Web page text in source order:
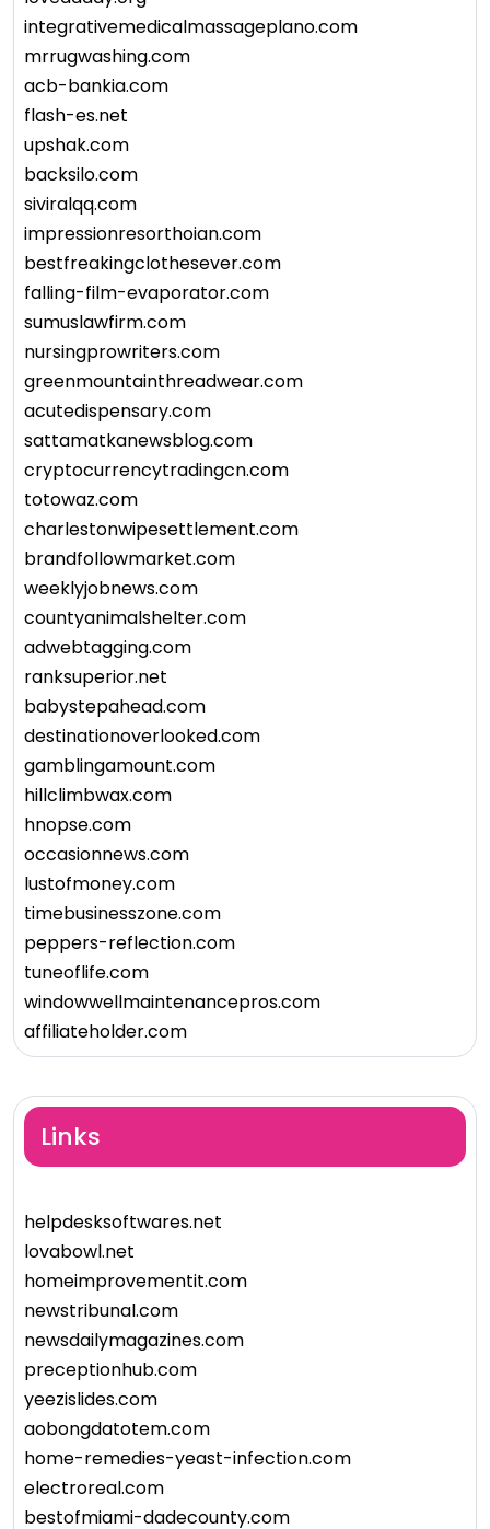
integrativemedicalmassageplano.com
mrrugwashing.com
acb-bankia.com
flash-es.net
upshak.com
backsilo.com
siviralqq.com
impressionresorthoian.com
bestfreakingclothesever.com
falling-film-evaporator.com
sumuslawfirm.com
nursingprowriters.com
greenmountainthreadwear.com
acutedispensary.com
sattamatkanewsblog.com
cryptocurrencytradingcn.com
totowaz.com
charlestonwipesettlement.com
brandfollowmarket.com
weeklyjobnews.com
countyanimalshelter.com
adwebtagging.com
ranksuperior.net
babystepahead.com
destinationoverlooked.com
gamblingamount.com
hillclimbwax.com
hnopse.com
occasionnews.com
lustofmoney.com
timebusinesszone.com
peppers-reflection.com
tuneoflife.com
windowwellmaintenancepros.com
affiliateholder.com
Links
helpdesksoftwares.net
lovabowl.net
homeimprovementit.com
newstribunal.com
newsdailymagazines.com
preceptionhub.com
yeezislides.com
aobongdatotem.com
home-remedies-yeast-infection.com
electroreal.com
bestofmiami-dadecounty.com